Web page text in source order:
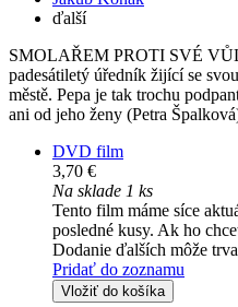
ďalší
SMOLAŘEM PROTI SVÉ
padesátiletý úředník žijící se
městě. Pepa je tak trochu
ani od jeho ženy (Petra
DVD film
3,70 €
Na sklade 1 ks
Tento film máme síce
posledné kusy. Ak ho
Dodanie ďalších môže
Pridať do zoznamu
Vložiť do košíka